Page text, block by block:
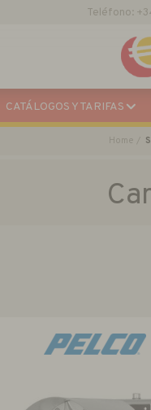
CATÁLOGOS Y TARIFAS
Home